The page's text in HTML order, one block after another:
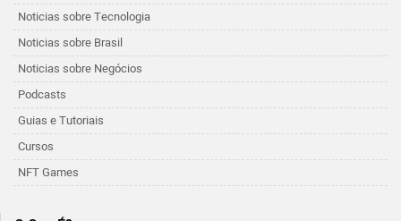
Noticias sobre Tecnologia
Noticias sobre Brasil
Noticias sobre Negócios
Podcasts
Guias e Tutoriais
Cursos
NFT Games